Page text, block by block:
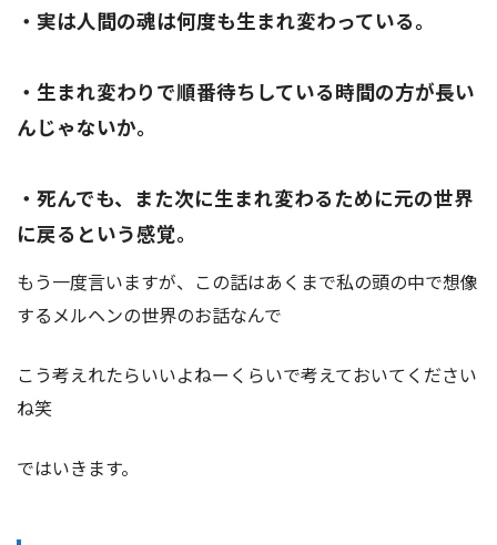
・実は人間の魂は何度も生まれ変わっている。
・生まれ変わりで順番待ちしている時間の方が長い
んじゃないか。
・死んでも、また次に生まれ変わるために元の世界
に戻るという感覚。
もう一度言いますが、この話はあくまで私の頭の中で想像
するメルヘンの世界のお話なんで
こう考えれたらいいよねーくらいで考えておいてください
ね笑
ではいきます。